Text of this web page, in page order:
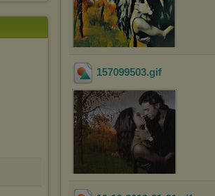
157099503.gif